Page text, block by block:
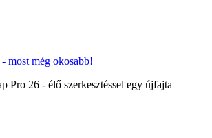
most még okosabb!
Pro 26 - élő szerkesztéssel egy újfajta